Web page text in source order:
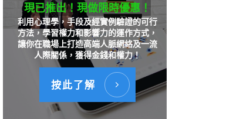
現已推出！現做限時優惠！
利用心理學，手段及經實例驗證的可行
方法，學習權力和影響力的運作方式，
讓你在職場上打造高端人脈網絡及一流
人際關係，獲得金錢和權力！
按此了解